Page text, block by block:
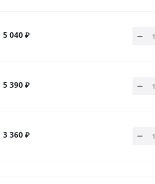
5 040 ₽
5 390 ₽
3 360 ₽